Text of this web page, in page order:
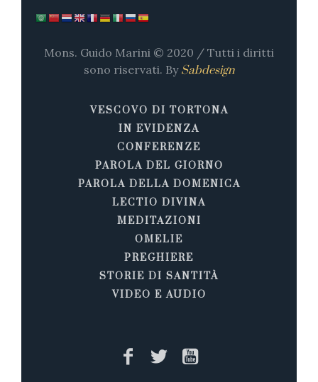
Mons. Guido Marini © 2020 / Tutti i diritti
sono riservati. By Sabdesign
VESCOVO DI TORTONA
IN EVIDENZA
CONFERENZE
PAROLA DEL GIORNO
PAROLA DELLA DOMENICA
LECTIO DIVINA
MEDITAZIONI
OMELIE
PREGHIERE
STORIE DI SANTITÀ
VIDEO E AUDIO